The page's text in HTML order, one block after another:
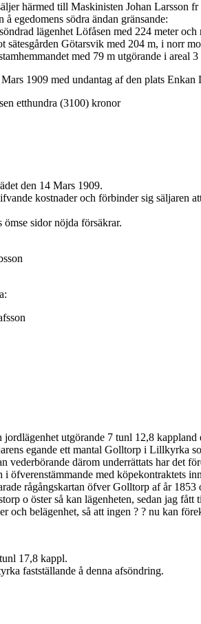
härmed till Maskinisten Johan
egedomens södra ändan gränsande:
lägenhet Löfåsen med 224 meter
sätesgården Götarsvik med 204 m, i norr
med 79 m utgörande i
1909 med undantag af den plats
etthundra (3100) kronor
den 14 Mars 1909.
kostnader och förbinder sig säljaren
sidor nöjda försäkrar.
jordlägenhet utgörande 7 tunl 12,8
egande ett mantal Golltorp i Lillkyrka
vederbörande därom underrättats har
i öfverenstämmande med köpekontraktets
rågångskartan öfver Golltorp af år
o öster så kan lägenheten, sedan jag
och belägenhet, så att ingen ? ? nu kan
17,8 kappl.
fastställande å denna afsöndring.